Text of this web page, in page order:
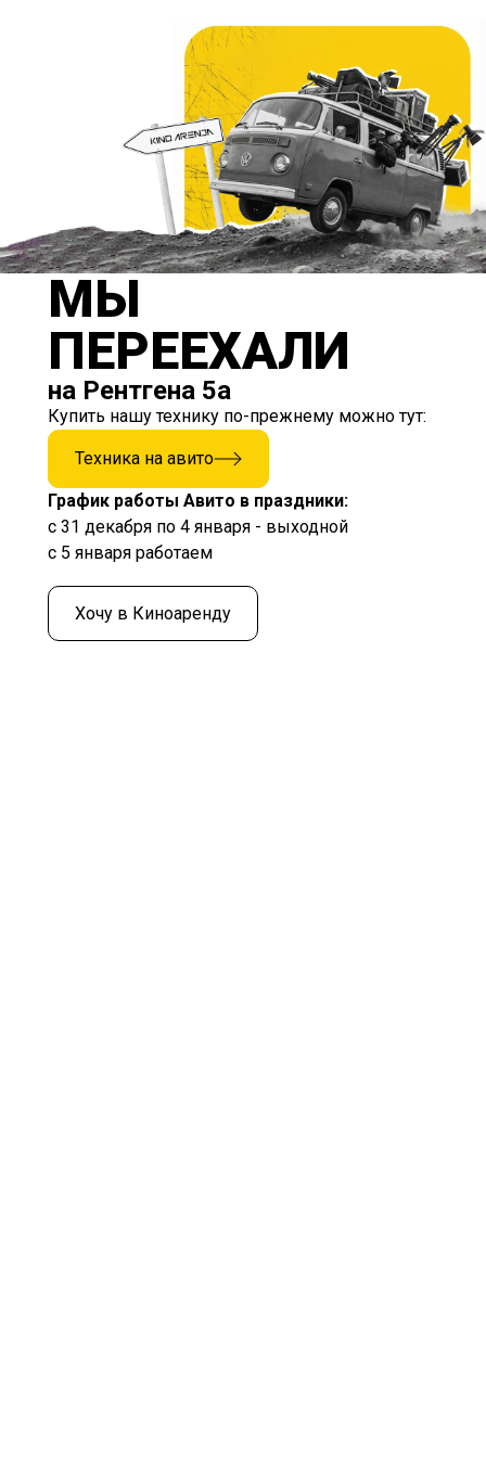
МЫ
ПЕРЕЕХАЛИ
на Рентгена 5а
Купить нашу технику по-прежнему можно тут:
Техника на авито
График работы Авито в праздники:
с 31 декабря по 4 января - выходной
с 5 января работаем
Хочу в Киноаренду